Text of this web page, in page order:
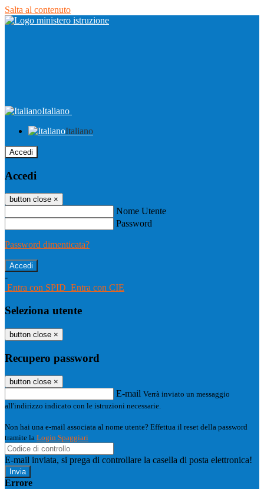
Salta al contenuto
Italiano
Italiano
Accedi
Accedi
button close ×
Nome Utente
Password
Password dimenticata?
-
Entra con SPID Entra con CIE
Seleziona utente
button close ×
Recupero password
button close ×
E-mail Verrà inviato un messaggio
all'indirizzo indicato con le istruzioni necessarie.
Non hai una e-mail associata al nome utente? Effettua il reset della password
tramite la Login Spaggiari
E-mail inviata, si prega di controllare la casella di posta elettronica!
Errore